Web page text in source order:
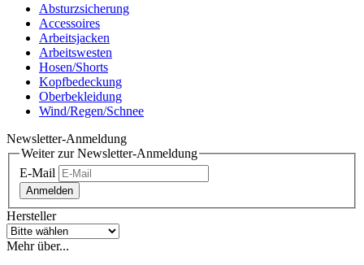
Absturzsicherung
Accessoires
Arbeitsjacken
Arbeitswesten
Hosen/Shorts
Kopfbedeckung
Oberbekleidung
Wind/Regen/Schnee
Newsletter-Anmeldung
Weiter zur Newsletter-Anmeldung
E-Mail
Anmelden
Hersteller
Mehr über...